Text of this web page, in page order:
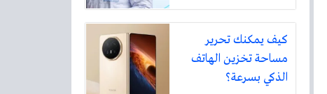
كيف يمكنك تحرير
مساحة تخزين الهاتف
الذكي بسرعة؟